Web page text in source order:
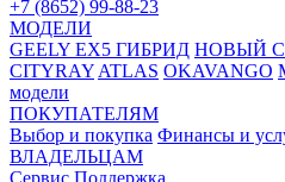
+7 (8652) 99-88-23
МОДЕЛИ
GEELY EX5 ГИБРИД НОВЫЙ
CITYRAY ATLAS OKAVANGO
модели
ПОКУПАТЕЛЯМ
Выбор и покупка Финансы и
ВЛАДЕЛЬЦАМ
Сервис Поддержка